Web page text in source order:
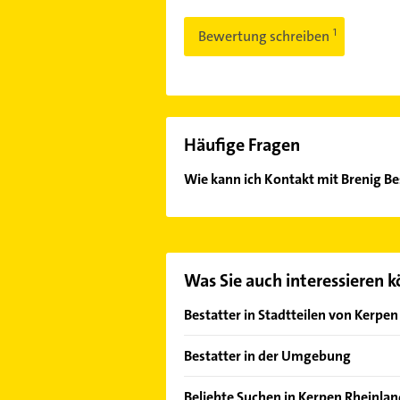
Bewertung schreiben
Häufige Fragen
Wie kann ich Kontakt mit Brenig
Was Sie auch interessieren
Bestatter in Stadtteilen von
Buir
Bestatter in der Umgebung
Erftstadt